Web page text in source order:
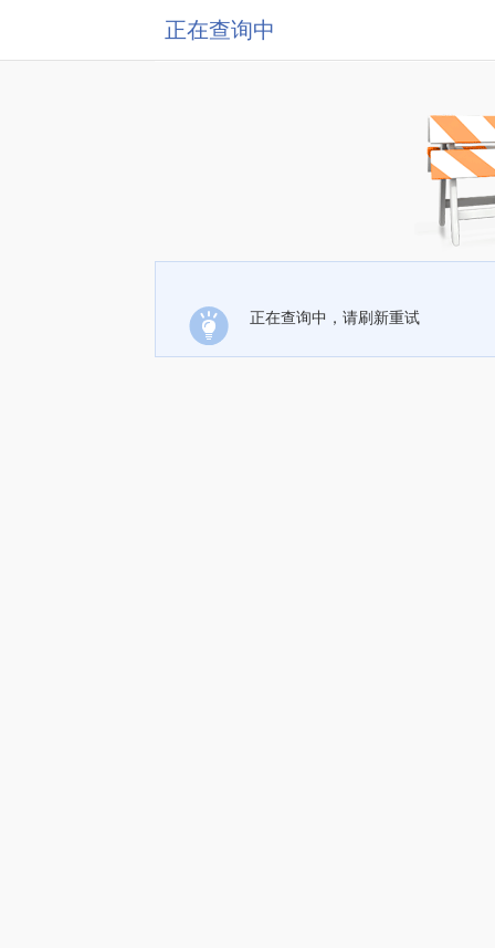
正在查询中
正在查询中，请刷新重试